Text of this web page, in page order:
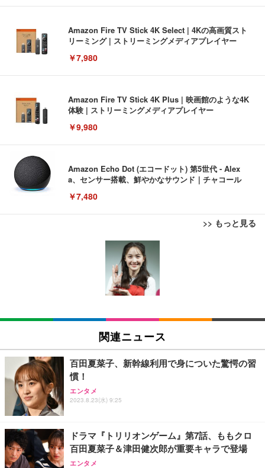
Amazon Fire TV Stick 4K Select | 4Kの高画質スト
リーミング | ストリーミングメディアプレイヤー
￥7,980
Amazon Fire TV Stick 4K Plus | 映画館のような4K
体験 | ストリーミングメディアプレイヤー
￥9,980
Amazon Echo Dot (エコードット) 第5世代 - Alex
a、センサー搭載、鮮やかなサウンド｜チャコール
￥7,480
>> もっと見る
[EdoErgo] オフィスチェア 椅子 テレワーク 疲れな
い 跳ね上げ式アームレスト コンパクト 約105度ロッ
キング pc 事務椅子 360度回転 座面昇降 強化ナイロ
ン樹脂ベース 通気性メッシュ 在宅ワーク H-WY01
(黒網+黒枠+黒足)
SIHOO B100 オフィスチェア／デスクチェア メッシ
ュチェア 人間工学 疲れない ブラック
￥27,999
Sezlife オフィスチェア デスクチェア 疲れない テレ
ワーク チェア 強化バックレスト 30度ロッキング機
能 人間工学 椅子 腰サポート 90度跳ね上げ式アーム
務用 おしゃれ パソコンチェア (ブラック)
Sezlife オフィスチェア デスクチェア 疲れない テレ
ワーク チェア 強化バックレスト 30度ロッキング機
EIZO ビジネス向けプレミアムモニター | FlexScan
EV3240X-WT | 31.5型4K UHD・USB Type-C・ホワ
EIZO ビジネス向けプレミアムモニター | FlexScan
￥109,572
【純正品】27"ゲーミングモニター DualSense 充電
フック付き（CFI-ZDM1J）
【整備済み品】Dell E2724HS 27インチ 液晶モニタ
ー フルHD（1920×1080）VA 非光沢 HDMI/DisplayP
Amazonベーシック ペットシーツ 薄型 レギュラー 1
回使い捨て 無香料 ホワイト 300枚
Amazonベーシック ペットシーツ 厚型 ワイド 42枚
x2袋(84枚) ホワイト(吸収面:ライトブルー)
￥3,234
ネオ・ルーライフ ネオ・オムツ L 中型犬用 26枚入
り 単品
Smart Basic(スマートベーシック) 【Amazon.co.jp
限定】 Smart Basic アイリスオーヤマ ペットシーツ
関連ニュース
百田夏菜子、新幹線利用で身についた驚愕の習
慣！
エンタメ
2023.8.23(水) 9:25
ドラマ『トリリオンゲーム』第7話、ももクロ
百田夏菜子＆津田健次郎が重要キャラで登場
エンタメ